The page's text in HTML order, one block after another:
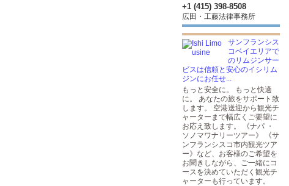
+1 (415) 398-8508
広田・工藤法律事務所
サンフランシス
コベイエリアで
のリムジンサー
ビスは信頼と安心のイシリム
ジンにお任せ...
もっと安全に。 もっと快適
に。 あなたの旅をサポート致
します。 空港送迎から観光チ
ャーターまで幅広くご要望に
お応え致します。 《ナパ ・
ソノマワナリーツアー》 《サ
ンフランシスコ市内観光ツア
ー》など、お客様のご希望を
お聞きしながら、ご一緒にコ
ースを決めていただく観光チ
ャーターも行っています。